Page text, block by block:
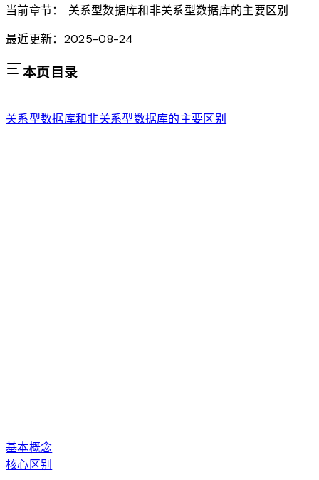
当前章节：
关系型数据库和非关系型数据库的主要区别
最近更新：2025-08-24
本页目录
关系型数据库和非关系型数据库的主要区别
基本概念
核心区别